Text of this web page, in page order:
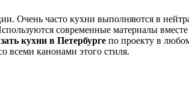
Очень часто кухни выполняются в
современные материалы
кухни в Петербурге по проекту в
всеми канонами этого стиля.